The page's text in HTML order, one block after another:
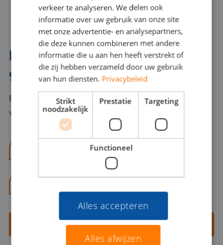
Interesse? Benno helpt je
graag verder!
Bel of mail Benno met al jouw vragen. Benno staat
voor je klaar en helpt je graag!
benno@viajou.nl
Contact opnemen
verkeer te analyseren. We delen ook
informatie over uw gebruik van onze site
met onze advertentie- en analysepartners,
die deze kunnen combineren met andere
informatie die u aan hen heeft verstrekt of
die zij hebben verzameld door uw gebruik
van hun diensten. Privacybeleid
Strikt
noodzakelijk
Prestatie Targeting
Functioneel
Alles accepteren
Alles afwijzen